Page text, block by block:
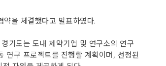
약을 체결했다고 발표하였다.
기도는 도내 제약기업 및 연구소의 연구
연구 프로젝트를 진행할 계획이며 , 선정된